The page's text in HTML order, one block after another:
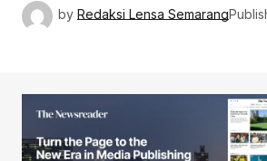
by Redaksi Lensa Semarang